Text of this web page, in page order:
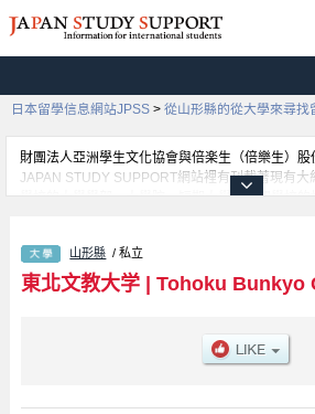
日本留學信息網站JPSS > 從山形縣的從大學來尋找
財團法人亞洲學生文化協會與倍楽生（倍樂生）
JAPAN STUDY SUPPORT網站裡有刊載著現有
學校的大學學部、大學院、短期大學、專門學校的
等對外國留學生是必要之訊息都刊載於此，請務必
山形縣 / 私立
東北文教大学| Tohoku Bunkyo